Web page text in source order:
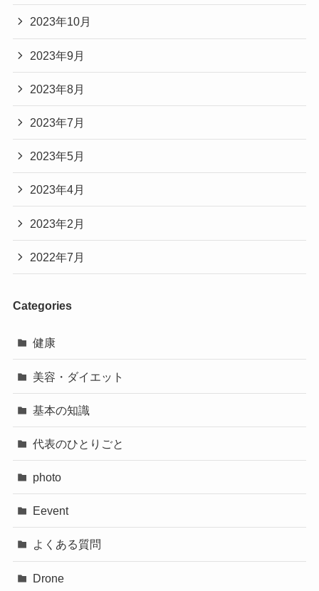
2023年10月
2023年9月
2023年8月
2023年7月
2023年5月
2023年4月
2023年2月
2022年7月
Categories
健康
美容・ダイエット
基本の知識
代表のひとりごと
photo
Eevent
よくある質問
Drone